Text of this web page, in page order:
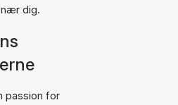
nær dig.
passion for